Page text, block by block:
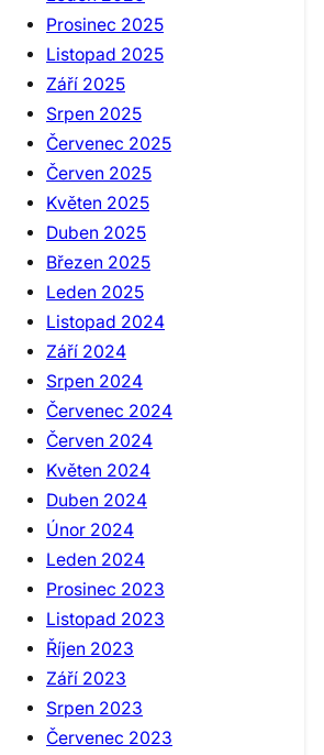
Prosinec 2025
Listopad 2025
Září 2025
Srpen 2025
Červenec 2025
Červen 2025
Květen 2025
Duben 2025
Březen 2025
Leden 2025
Listopad 2024
Září 2024
Srpen 2024
Červenec 2024
Červen 2024
Květen 2024
Duben 2024
Únor 2024
Leden 2024
Prosinec 2023
Listopad 2023
Říjen 2023
Září 2023
Srpen 2023
Červenec 2023